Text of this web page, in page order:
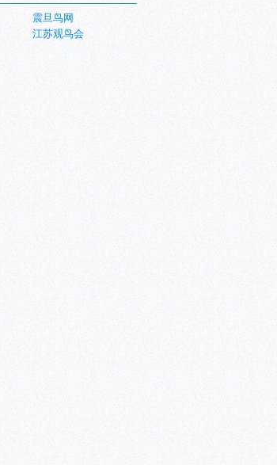
震旦鸟网
江苏观鸟会